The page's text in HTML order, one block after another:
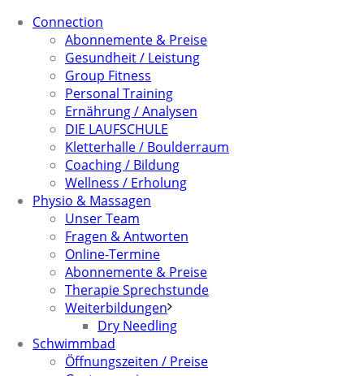
Connection
Abonnemente & Preise
Gesundheit / Leistung
Group Fitness
Personal Training
Ernährung / Analysen
DIE LAUFSCHULE
Kletterhalle / Boulderraum
Coaching / Bildung
Wellness / Erholung
Physio & Massagen
Unser Team
Fragen & Antworten
Online-Termine
Abonnemente & Preise
Therapie Sprechstunde
Weiterbildungen
Dry Needling
Schwimmbad
Öffnungszeiten / Preise